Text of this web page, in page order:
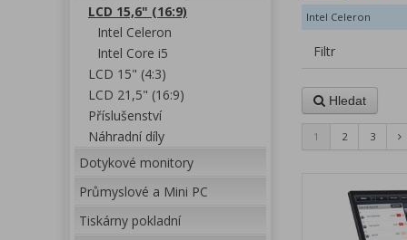
LCD 15,6" (16:9)
Intel Celeron
Intel Core i5
LCD 15" (4:3)
LCD 21,5" (16:9)
Příslušenství
Náhradní díly
Dotykové monitory
Průmyslové a Mini PC
Tiskárny pokladní
Intel Celeron
Filtr
Hledat
1 2 3